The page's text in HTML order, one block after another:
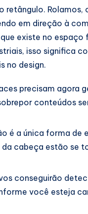
retângulo.
em direção à
existe no espaço
isso significa
no design.
precisam agora
conteúdos
é a única forma de
cabeça estão se
conseguirão
você esteja